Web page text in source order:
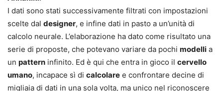
I dati sono stati successivamente filtrati con impostazioni
scelte dal designer, e infine dati in pasto a un’unità di
calcolo neurale. L’elaborazione ha dato come risultato una
serie di proposte, che potevano variare da pochi modelli a
un pattern infinito. Ed è qui che entra in gioco il cervello
umano, incapace sì di calcolare e confrontare decine di
migliaia di dati in una sola volta, ma unico nel riconoscere